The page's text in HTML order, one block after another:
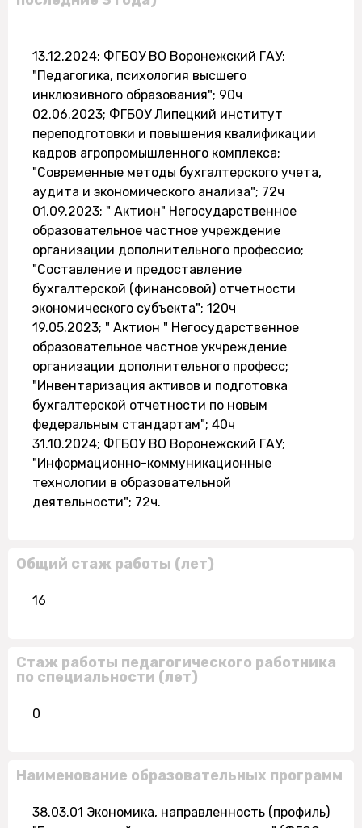
13.12.2024; ФГБОУ ВО Воронежский ГАУ;
"Педагогика, психология высшего
инклюзивного образования"; 90ч
02.06.2023; ФГБОУ Липецкий институт
переподготовки и повышения квалификации
кадров агропромышленного комплекса;
"Современные методы бухгалтерского учета,
аудита и экономического анализа"; 72ч
01.09.2023; " Актион" Негосударственное
образовательное частное учреждение
организации дополнительного профессио;
"Составление и предоставление
бухгалтерской (финансовой) отчетности
экономического субъекта"; 120ч
19.05.2023; " Актион " Негосударственное
образовательное частное укчреждение
организации дополнительного професс;
"Инвентаризация активов и подготовка
бухгалтерской отчетности по новым
федеральным стандартам"; 40ч
31.10.2024; ФГБОУ ВО Воронежский ГАУ;
"Информационно-коммуникационные
технологии в образовательной
деятельности"; 72ч.
Общий стаж работы (лет)
16
Стаж работы педагогического работника
по специальности (лет)
0
Наименование образовательных программ
38.03.01 Экономика, направленность (профиль)